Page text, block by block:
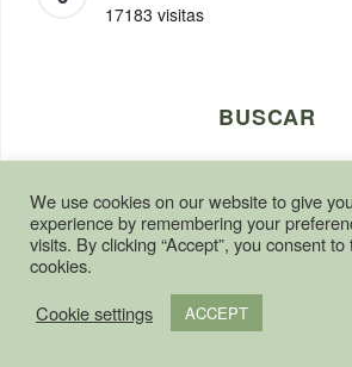
17183 visitas
BUSCAR
HOME SOBRE MÍ
We use cookies on our website to give
experience by remembering your
visits. By clicking “Accept”, you consent
cookies.
Cookie settings
ACCEPT